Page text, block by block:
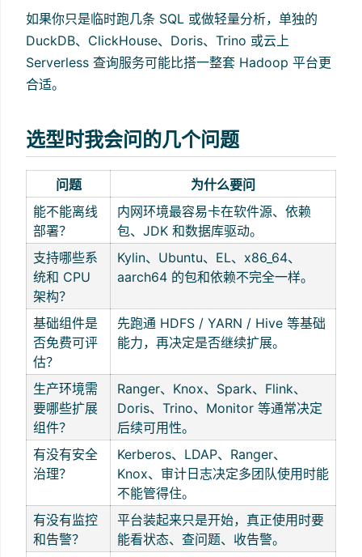
如果你只是临时跑几条 SQL 或做轻量分析，单独的
DuckDB、ClickHouse、Doris、Trino 或云上
Serverless 查询服务可能比搭一整套 Hadoop 平台更
合适。
选型时我会问的几个问题
问题
为什么要问
能不能离线
部署？
内网环境最容易卡在软件源、依赖
包、JDK 和数据库驱动。
支持哪些系
统和 CPU
架构？
Kylin、Ubuntu、EL、x86_64、
aarch64 的包和依赖不完全一样。
基础组件是
否免费可评
估？
先跑通 HDFS / YARN / Hive 等基础
能力，再决定是否继续扩展。
生产环境需
要哪些扩展
组件？
Ranger、Knox、Spark、Flink、
Doris、Trino、Monitor 等通常决定
后续可用性。
有没有安全
治理？
Kerberos、LDAP、Ranger、
Knox、审计日志决定多团队使用时能
不能管得住。
有没有监控
和告警？
平台装起来只是开始，真正使用时要
能看状态、查问题、收告警。